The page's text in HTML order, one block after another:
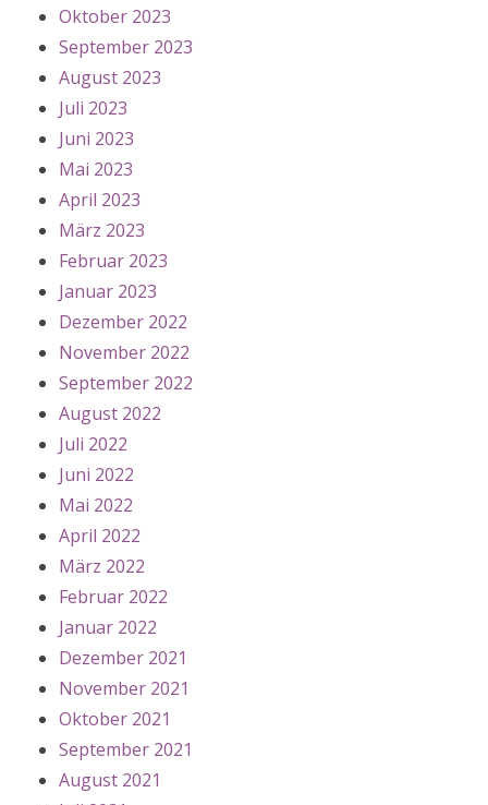
Oktober 2023
September 2023
August 2023
Juli 2023
Juni 2023
Mai 2023
April 2023
März 2023
Februar 2023
Januar 2023
Dezember 2022
November 2022
September 2022
August 2022
Juli 2022
Juni 2022
Mai 2022
April 2022
März 2022
Februar 2022
Januar 2022
Dezember 2021
November 2021
Oktober 2021
September 2021
August 2021